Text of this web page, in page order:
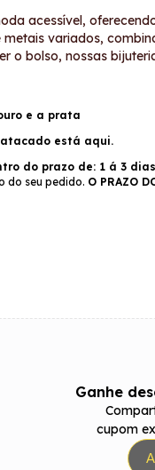
acessível,
variados,
o bolso, nossas
e a prata
atacado está aqui.
do prazo de: 1 á 3
do seu pedido. O PRAZO
Ganhe
cupom